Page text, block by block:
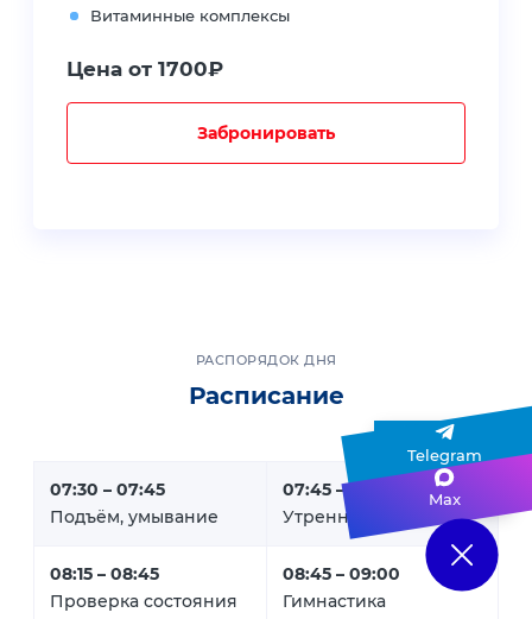
Витаминные комплексы
Цена от 1700₽
Забронировать
РАСПОРЯДОК ДНЯ
Расписание
07:30 – 07:45
Подъём, умывание
07:45 – 08:15
Утренний туалет
08:15 – 08:45
Проверка состояния
08:45 – 09:00
Гимнастика
Telegram
Max